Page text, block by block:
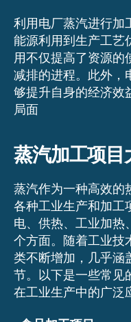
利用电厂蒸汽进行加
能源利用到生产工艺
用不仅提高了资源的
减排的进程。此外，
够提升自身的经济效
局面
蒸汽加工项目
蒸汽作为一种高效的
各种工业生产和加工
电、供热、工业加热
个方面。随着工业技
类不断增加，几乎涵
节。以下是一些常见
在工业生产中的广泛